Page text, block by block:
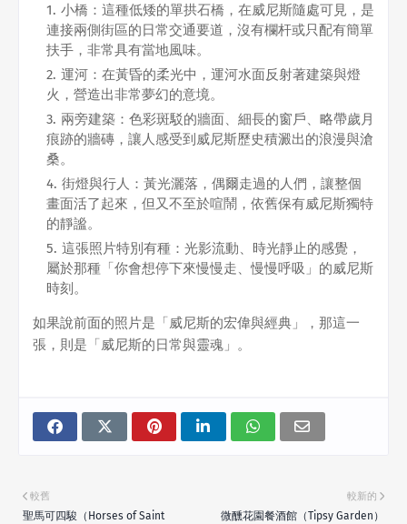
小橋：這種低矮的單拱石橋，在威尼斯隨處可見，是
連接兩側街區的日常交通要道，沒有欄杆或只配有簡單
扶手，非常具有當地風味。
運河：在黃昏的柔光中，運河水面反射著建築與燈
火，營造出非常夢幻的意境。
兩旁建築：色彩斑駁的牆面、細長的窗戶、略帶歲月
痕跡的牆磚，讓人感受到威尼斯歷史積澱出的浪漫與滄
桑。
街燈與行人：黃光灑落，偶爾走過的人們，讓整個
畫面活了起來，但又不至於喧鬧，依舊保有威尼斯獨特
的靜謐。
這張照片特別有種：光影流動、時光靜止的感覺，
屬於那種「你會想停下來慢慢走、慢慢呼吸」的威尼斯
時刻。
如果說前面的照片是「威尼斯的宏偉與經典」，那這一
張，則是「威尼斯的日常與靈魂」。
較新的
微醺花園餐酒館（Tipsy Garden）
較舊
聖馬可四駿（Horses of Saint